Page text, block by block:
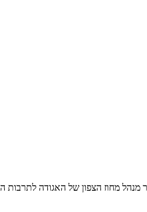
מחוז הצפון של האגודה לתרבות